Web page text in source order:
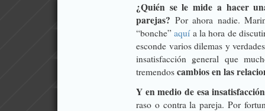
¿Quién se le mide a hacer
parejas? Por ahora nadie.
“bonche”aquía la hora de
esconde varios dilemas y
insatisfacción general que
tremendos cambios en las
Y en medio de esa insatisfacción
raso o contra la pareja. Por